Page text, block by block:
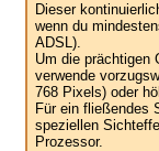
Dieser
wenn du
ADSL).
Um die prächtigen
verwende
768 Pixels) oder
Für ein fließendes
speziellen
Prozessor.